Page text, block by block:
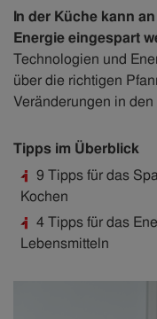
In der Küche kann
Energie eingespart
Technologien und
über die richtigen
Veränderungen in
Tipps im Überblick
9 Tipps für das
Kochen
4 Tipps für das
Lebensmitteln